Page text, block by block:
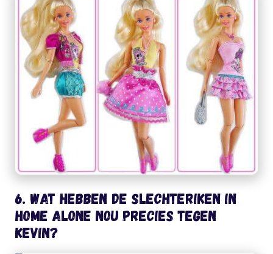
6. Wat hebben de slechteriken in
Home Alone nou precies tegen
kevin?